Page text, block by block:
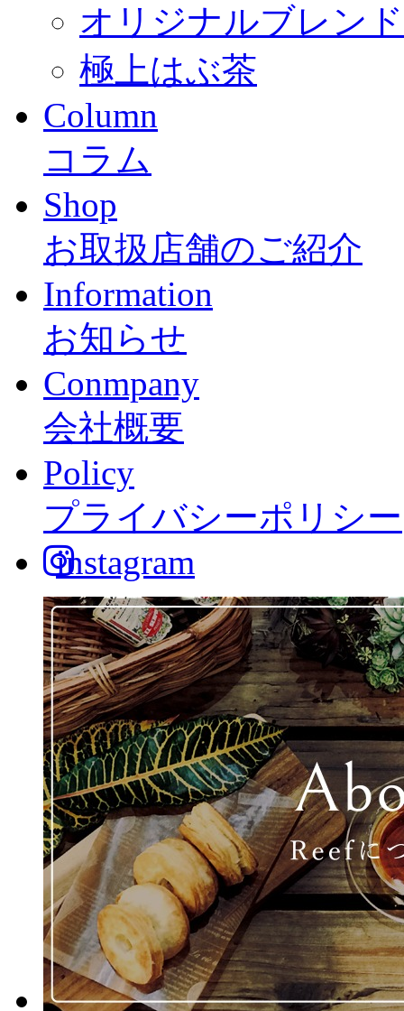
オリジナルブレン
極上はぶ茶
Column
コラム
Shop
お取扱店舗のご紹介
Information
お知らせ
Conmpany
会社概要
Policy
プライバシーポリシー
instagram